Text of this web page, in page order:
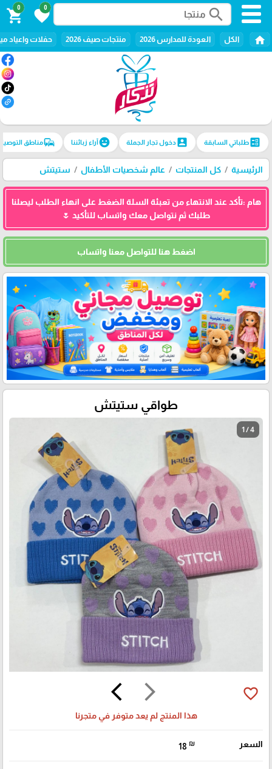
search
0
favorite
0
shopping_cart
home الكل العودة للمدارس 2026 منتجات صيف 2026 حفلات واعياد
ballotطلباتي السابقة account_boxدخول تجار الجملة emoji_emotionsآراء زبائننا commuteمناطق
الرئيسية كل المنتجات عالم شخصيات الأطفال ستيتش
هام :تأكد عند الانتهاء من تعبئة السلة الضغط على انهاء الطلب ليصلنا
طلبك ثم نتواصل معك واتساب للتأكيد 🌷
اضغط هنا للتواصل معنا واتساب
طواقي ستيتش
1 / 4
arrow_forward_ios
arrow_back_ios favorite_border
هذا المنتج لم يعد متوفر في متجرنا
السعر 18 ₪